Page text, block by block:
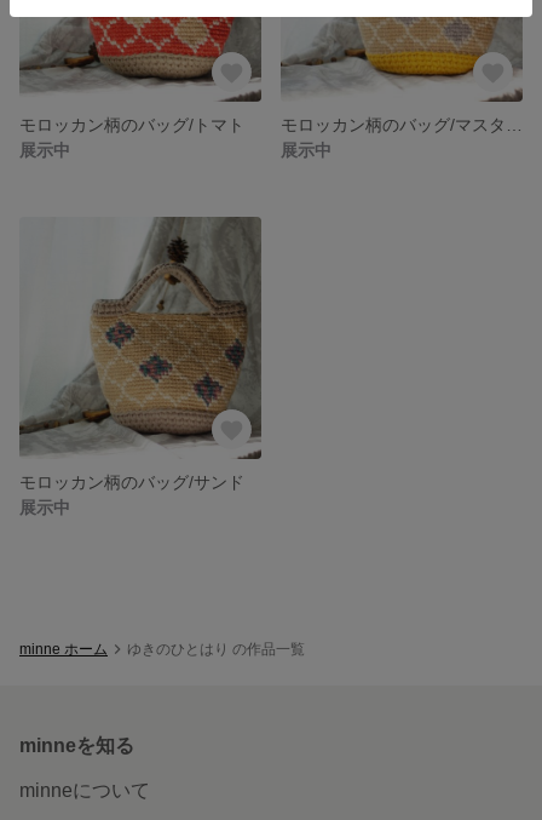
モロッカン柄のバッグ/トマト
展示中
展示中
モロッカン柄のバッグ/サンド
展示中
minne ホーム ゆきのひとはり の作品一覧
minneを知る
minneについて